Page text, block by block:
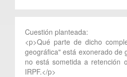
Cuestión planteada:
<p>Qué parte de dicho
geográfica" está exonerado de
no está sometida a retención
IRPF.</p>